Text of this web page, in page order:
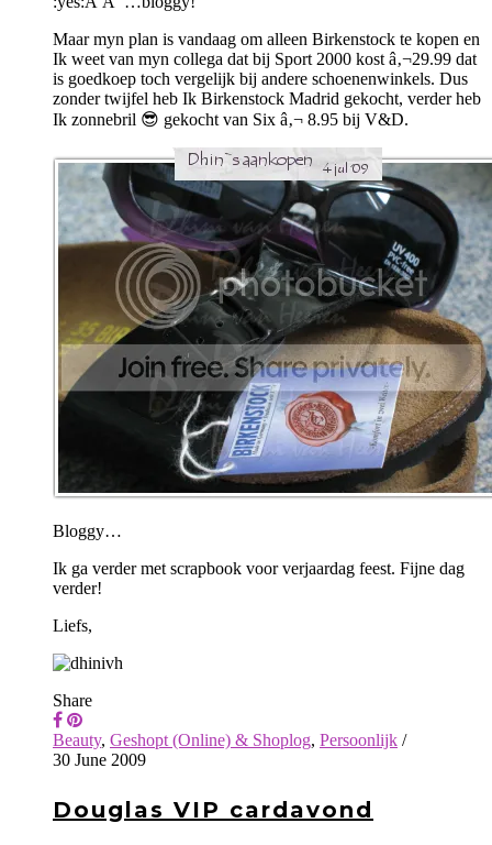
Maar myn plan is vandaag om alleen Birkenstock te kopen en
Ik weet van myn collega dat bij Sport 2000 kost â‚¬29.99 dat
is goedkoep toch vergelijk bij andere schoenenwinkels. Dus
zonder twijfel heb Ik Birkenstock Madrid gekocht, verder heb
Ik zonnebril 😎 gekocht van Six â‚¬ 8.95 bij V&D.
Bloggy…
Ik ga verder met scrapbook voor verjaardag feest. Fijne dag
verder!
Liefs,
Share
Beauty, Geshopt (Online) & Shoplog, Persoonlijk /
30 June 2009
Douglas VIP cardavond